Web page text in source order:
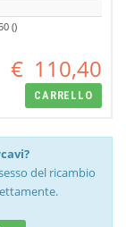
()
€ 110,40
CARRELLO
del ricambio